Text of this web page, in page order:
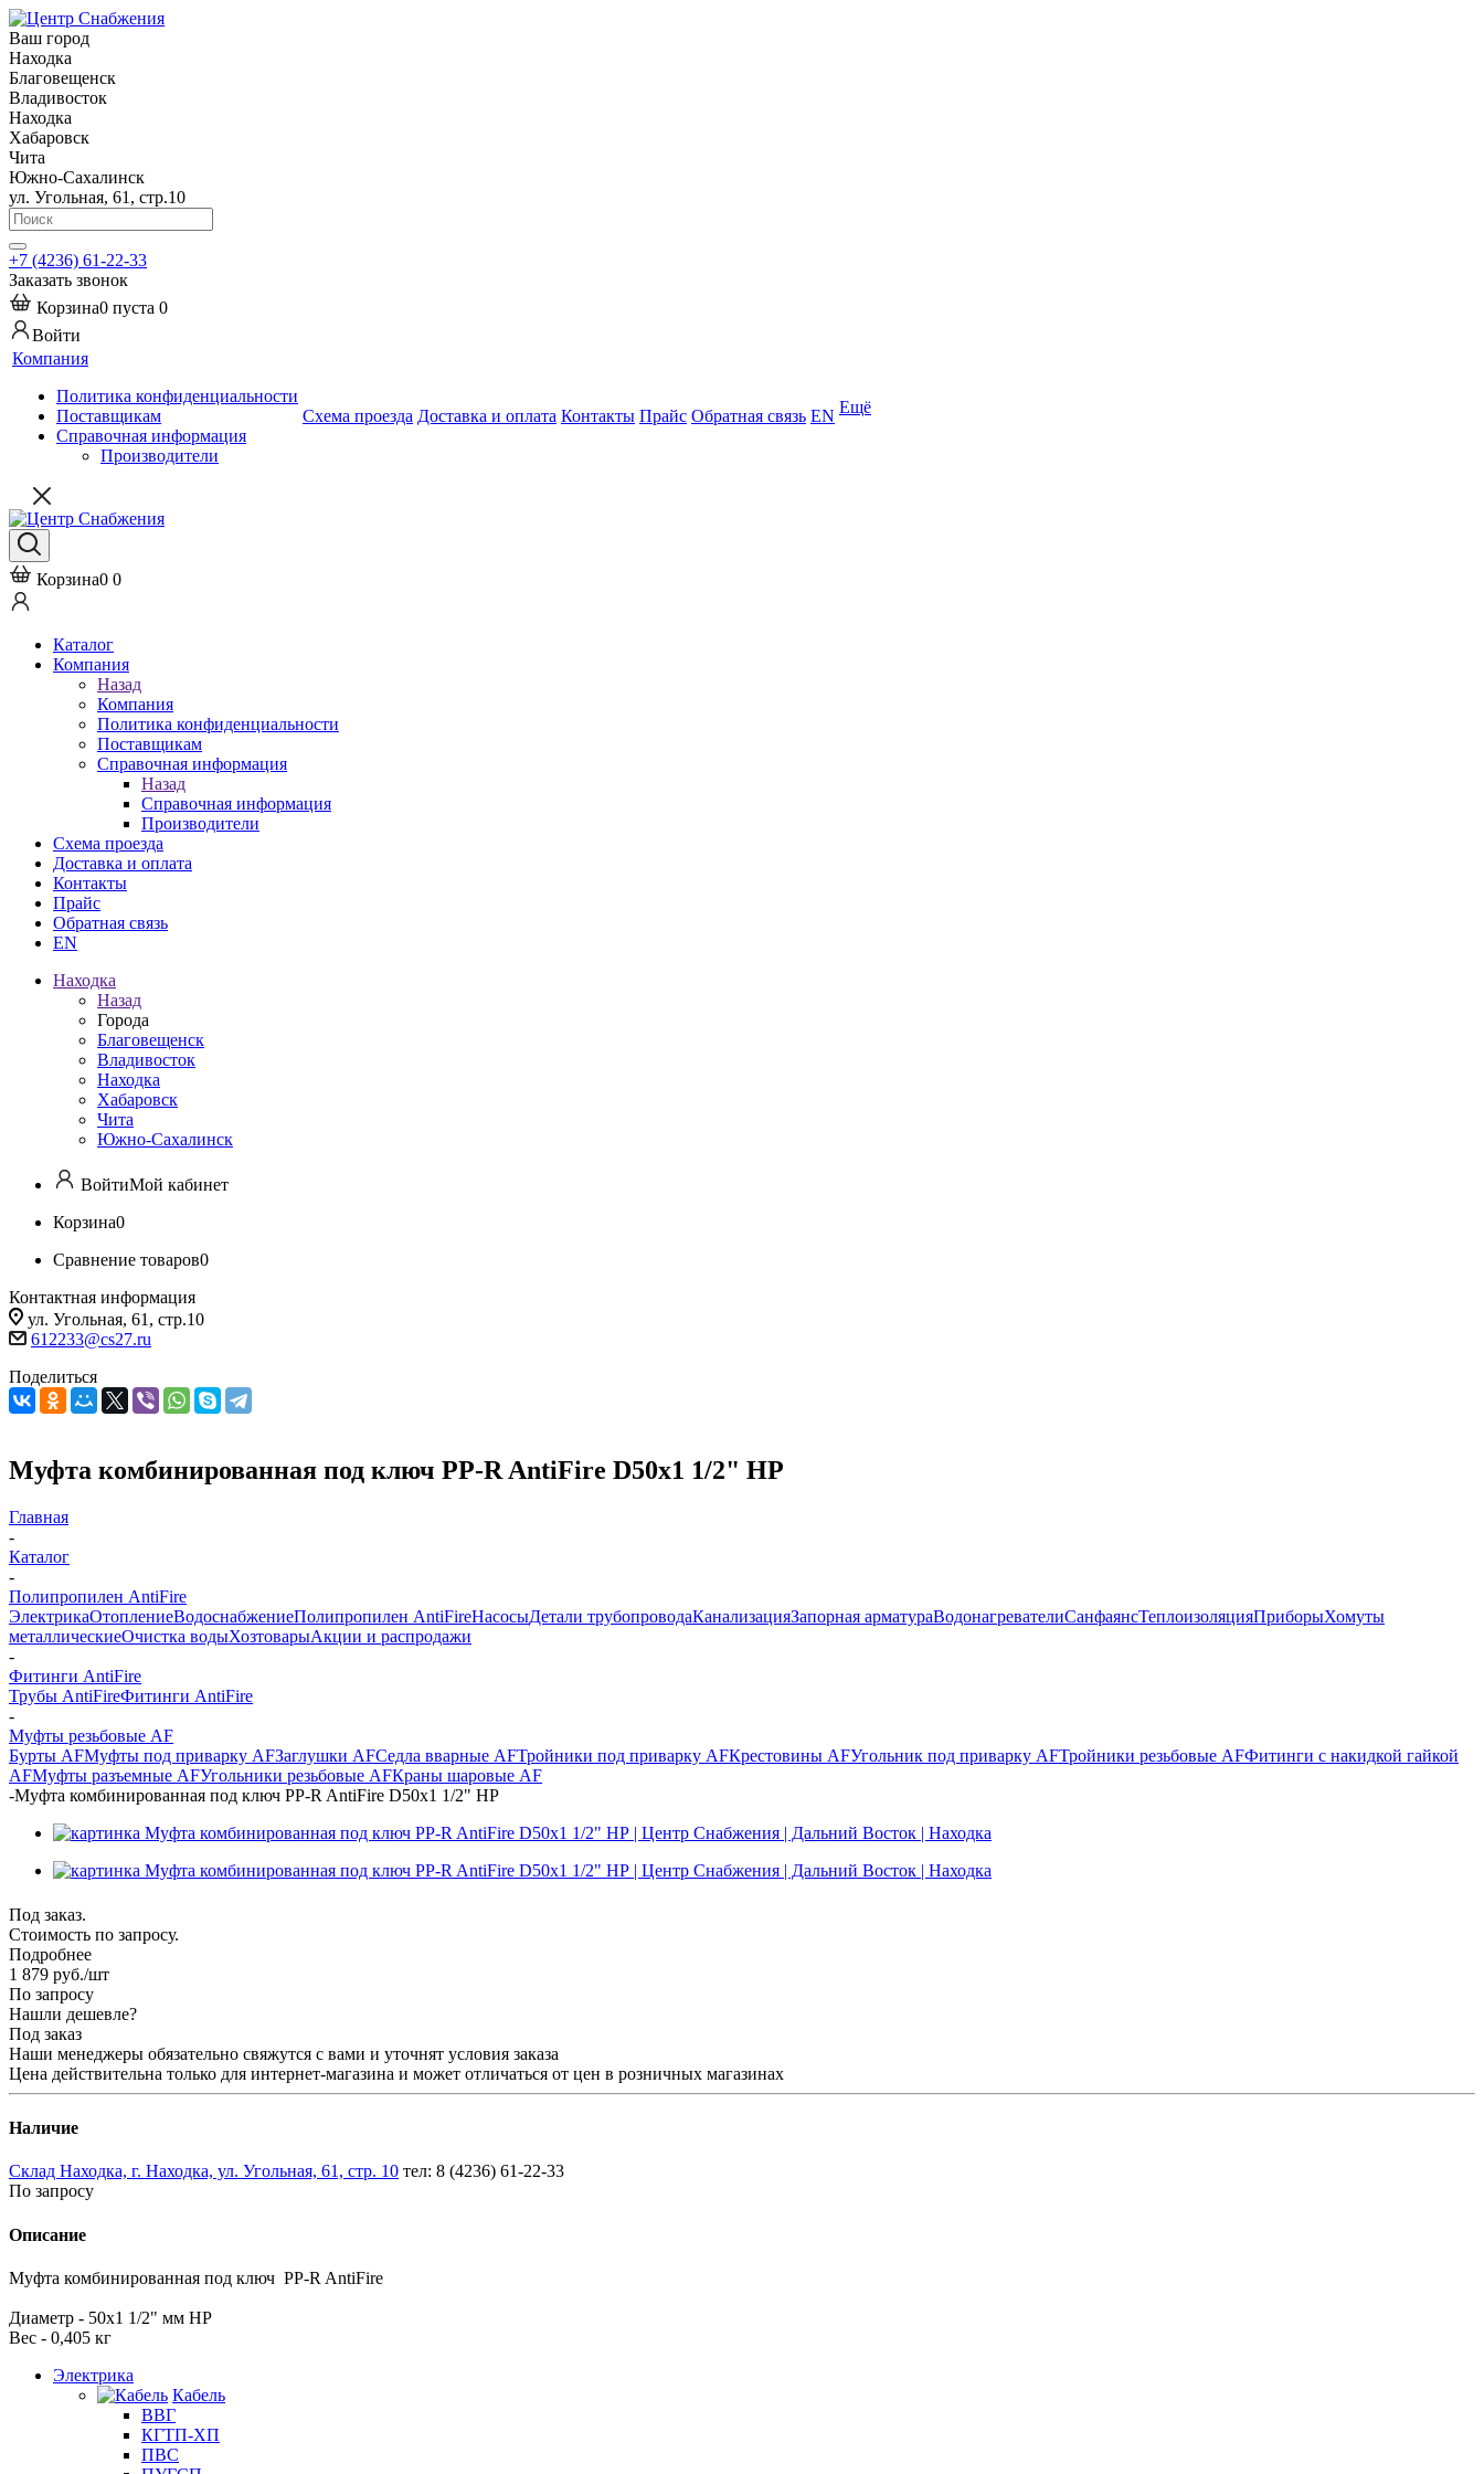
Ваш город
Находка
Благовещенск
Владивосток
Находка
Хабаровск
Чита
Южно-Сахалинск
ул. Угольная, 61, стр.10
+7 (4236) 61-22-33
Заказать звонок
Корзина0 пуста 0
Войти
Компания
Политика конфиденциальности
Поставщикам
Справочная информация
Производители
Схема проезда Доставка и оплата Контакты Прайс Обратная связь EN Ещё
Корзина0 0
Каталог
Компания
Назад
Компания
Политика конфиденциальности
Поставщикам
Справочная информация
Назад
Справочная информация
Производители
Схема проезда
Доставка и оплата
Контакты
Прайс
Обратная связь
EN
Находка
Назад
Города
Благовещенск
Владивосток
Находка
Хабаровск
Чита
Южно-Сахалинск
ВойтиМой кабинет
Корзина0
Сравнение товаров0
Контактная информация
ул. Угольная, 61, стр.10
612233@cs27.ru
Поделиться
Муфта комбинированная под ключ PP-R AntiFire D50х1 1/2" НР
Главная
-
Каталог
-
Полипропилен AntiFire
ЭлектрикаОтоплениеВодоснабжениеПолипропилен AntiFireНасосыДетали трубопроводаКанализацияЗапорная арматураВодонагревателиСанфаянсТеплоизоляцияПриборыХомуты
металлическиеОчистка водыХозтоварыАкции и распродажи
-
Фитинги AntiFire
Трубы AntiFireФитинги AntiFire
-
Муфты резьбовые AF
Бурты AFМуфты под приварку AFЗаглушки AFСедла вварные AFТройники под приварку AFКрестовины AFУгольник под приварку AFТройники резьбовые AFФитинги с накидкой гайкой
AFМуфты разъемные AFУгольники резьбовые AFКраны шаровые AF
-Муфта комбинированная под ключ PP-R AntiFire D50х1 1/2" НР
Под заказ.
Стоимость по запросу.
Подробнее
1 879 руб./шт
По запросу
Нашли дешевле?
Под заказ
Наши менеджеры обязательно свяжутся с вами и уточнят условия заказа
Цена действительна только для интернет-магазина и может отличаться от цен в розничных магазинах
Наличие
Склад Находка, г. Находка, ул. Угольная, 61, стр. 10 тел: 8 (4236) 61-22-33
По запросу
Описание
Муфта комбинированная под ключ PP-R AntiFire
Диаметр - 50х1 1/2" мм НР
Вес - 0,405 кг
Электрика
Кабель
ВВГ
КГТП-ХП
ПВС